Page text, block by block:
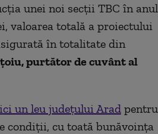
unei noi secţii TBC în anul
valoarea totală a proiectului
în totalitate din
purtător de cuvânt al
un leu judeţului Arad pentru
condiţii, cu toată bunăvoinţa